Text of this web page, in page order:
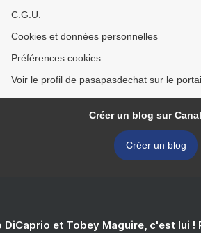
C.G.U.
Cookies et données personnelles
Préférences cookies
Voir le profil de pasapasdechat sur le
Créer un blog sur
Créer un blog
DiCaprio et Tobey Maguire, c'est lui